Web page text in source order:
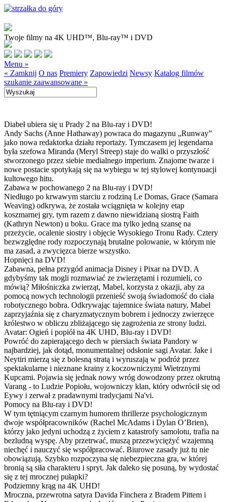
Twoje filmy na 4K UHD™, Blu-ray™ i DVD
Menu »
« Zamknij O nas Premiery Zapowiedzi Newsy Katalog filmów
szukanie zaawansowane »
Diabeł ubiera się u Prady 2 na Blu-ray i DVD!
Andy Sachs (Anne Hathaway) powraca do magazynu „Runway”
jako nowa redaktorka działu reportaży. Tymczasem jej legendarna
była szefowa Miranda (Meryl Streep) staje do walki o przyszłość
stworzonego przez siebie medialnego imperium. Znajome twarze i
nowe postacie spotykają się na wybiegu w tej stylowej kontynuacji
kultowego hitu.
Zabawa w pochowanego 2 na Blu-ray i DVD!
Niedługo po krwawym starciu z rodziną Le Domas, Grace (Samara
Weaving) odkrywa, że została wciągnięta w kolejny etap
koszmarnej gry, tym razem z dawno niewidzianą siostrą Faith
(Kathryn Newton) u boku. Grace ma tylko jedną szansę na
przeżycie, ocalenie siostry i objęcie Wysokiego Tronu Rady. Cztery
bezwzględne rody rozpoczynają brutalne polowanie, w którym nie
ma zasad, a zwycięzca bierze wszystko.
Hopnięci na DVD!
Zabawna, pełna przygód animacja Disney i Pixar na DVD. A
gdybyśmy tak mogli rozmawiać ze zwierzętami i rozumieli, co
mówią? Miłośniczka zwierząt, Mabel, korzysta z okazji, aby za
pomocą nowych technologii przenieść swoją świadomość do ciała
robotycznego bobra. Odkrywając tajemnice świata natury, Mabel
zaprzyjaźnia się z charyzmatycznym bobrem i jednoczy zwierzęce
królestwo w obliczu zbliżającego się zagrożenia ze strony ludzi.
Avatar: Ogień i popiół na 4K UHD, Blu-ray i DVD!
Powróć do zapierającego dech w piersiach świata Pandory w
najbardziej, jak dotąd, monumentalnej odsłonie sagi Avatar. Jake i
Neytiri mierzą się z bolesną stratą i wyruszają w podróż przez
spektakularne i nieznane krainy z koczowniczymi Wietrznymi
Kupcami. Pojawia się jednak nowy wróg dowodzony przez okrutną
Varang - to Ludzie Popiołu, wojowniczy klan, który odwrócił się od
Eywy i zerwał z pradawnymi tradycjami Na'vi.
Pomocy na Blu-ray i DVD!
W tym tętniącym czarnym humorem thrillerze psychologicznym
dwoje współpracowników (Rachel McAdams i Dylan O’Brien),
którzy jako jedyni uchodzą z życiem z katastrofy samolotu, trafia na
bezludną wyspę. Aby przetrwać, muszą przezwyciężyć wzajemną
niechęć i nauczyć się współpracować. Biurowe zasady już tu nie
obowiązują. Szybko rozpoczyna się niebezpieczna gra, w której
bronią są siła charakteru i spryt. Jak daleko się posuną, by wydostać
się z tej mrocznej pułapki?
Podziemny krąg na 4K UHD!
Mroczna, przewrotna satyra Davida Finchera z Bradem Pittem i